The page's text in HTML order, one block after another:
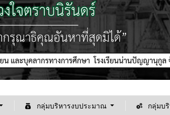
กลุ่มบริหารงบประมาณ กลุ่มบ